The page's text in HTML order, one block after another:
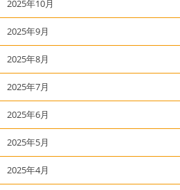
2025年10月
2025年9月
2025年8月
2025年7月
2025年6月
2025年5月
2025年4月